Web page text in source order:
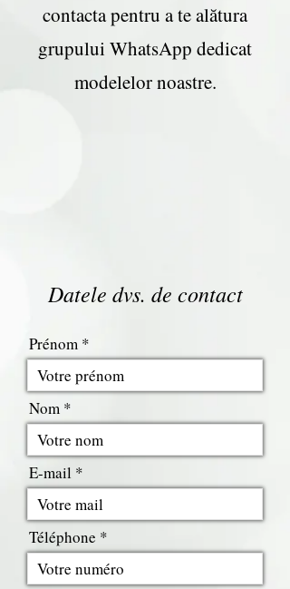
contacta pentru a te alătura
grupului WhatsApp dedicat
modelelor noastre.
Datele dvs. de contact
Prénom
Nom
E-mail
Téléphone